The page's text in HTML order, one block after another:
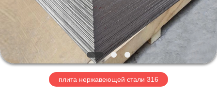
ПО
ФАБРИКЕ
КОНТРОЛЬ
КАЧЕСТВА
плита нержавеющей стали 316